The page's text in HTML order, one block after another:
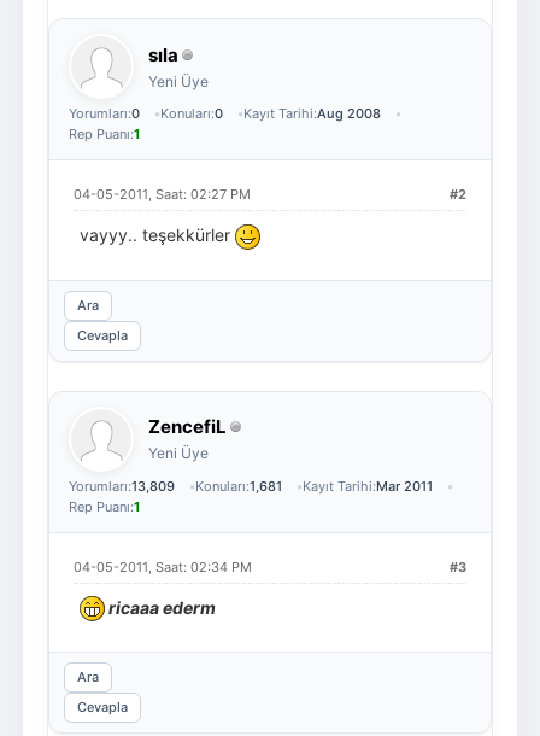
sıla
Yeni Üye
Yorumları:0 Konuları:0 Kayıt Tarihi:Aug 2008
Rep Puanı:1
#2
04-05-2011, Saat: 02:27 PM
vayyy.. teşekkürler
Ara
Cevapla
ZencefiL
Yeni Üye
Yorumları:13,809 Konuları:1,681 Kayıt Tarihi:Mar 2011
Rep Puanı:1
#3
04-05-2011, Saat: 02:34 PM
ricaaa ederm
Ara
Cevapla